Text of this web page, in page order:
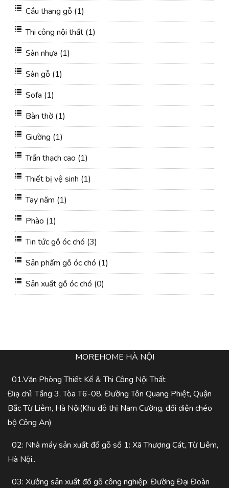
Cầu thang gỗ (1)
Thi công nội thất (1)
Sàn nhựa (1)
Sàn gỗ (1)
Sofa (1)
Bàn thờ (1)
Giường (1)
Trần thạch cao (1)
Thiết bị vệ sinh (1)
Tay năm (1)
Phào (1)
Tin tức gỗ óc chó (3)
Sản phẩm gỗ óc chó (1)
Sản xuất gỗ óc chó (0)
MOREHOME HÀ NỘI
01.Văn Phòng Thiết Kế & Thi Công Nội Thất
Điạ chỉ: Tầng 3, Tòa T6-08, Đường Tôn Quang Phiệt, Quận
Bắc Từ Liêm, Hà Nội(Khu đô thị Nam Cường, đối diện chéo
bộ Công An)
02: Nhà máy sản xuất đồ gỗ số 1: Xã Thượng Cát, Từ Liêm,
Hà Nội..
03: Xưởng sản xuất đồ gỗ công nghiệp: Đường Đại Đoàn